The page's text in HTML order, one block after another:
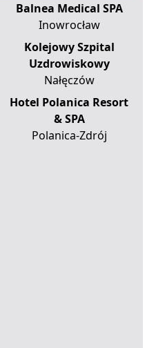
Balnea Medical SPA
Inowrocław
Kolejowy Szpital
Uzdrowiskowy
Nałęczów
Hotel Polanica Resort
& SPA
Polanica-Zdrój